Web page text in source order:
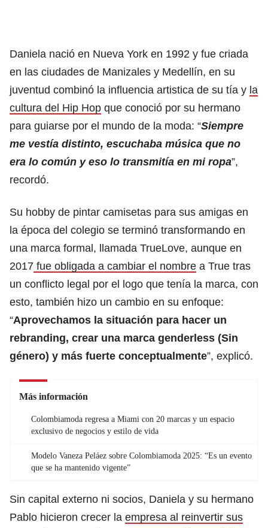
Daniela nació en Nueva York en 1992 y fue criada
en las ciudades de Manizales y Medellín, en su
juventud combinó la influencia artistica de su tía y la
cultura del Hip Hop que conoció por su hermano
para guiarse por el mundo de la moda: “Siempre
me vestía distinto, escuchaba música que no
era lo común y eso lo transmitía en mi ropa”,
recordó.
Su hobby de pintar camisetas para sus amigas en
la época del colegio se terminó transformando en
una marca formal, llamada TrueLove, aunque en
2017 fue obligada a cambiar el nombre a True tras
un conflicto legal por el logo que tenía la marca, con
esto, también hizo un cambio en su enfoque:
“Aprovechamos la situación para hacer un
rebranding, crear una marca genderless (Sin
género) y más fuerte conceptualmente”, explicó.
Más información
Colombiamoda regresa a Miami con 20 marcas y un espacio
exclusivo de negocios y estilo de vida
Modelo Vaneza Peláez sobre Colombiamoda 2025: “Es un evento
que se ha mantenido vigente”
Sin capital externo ni socios, Daniela y su hermano
Pablo hicieron crecer la empresa al reinvertir sus